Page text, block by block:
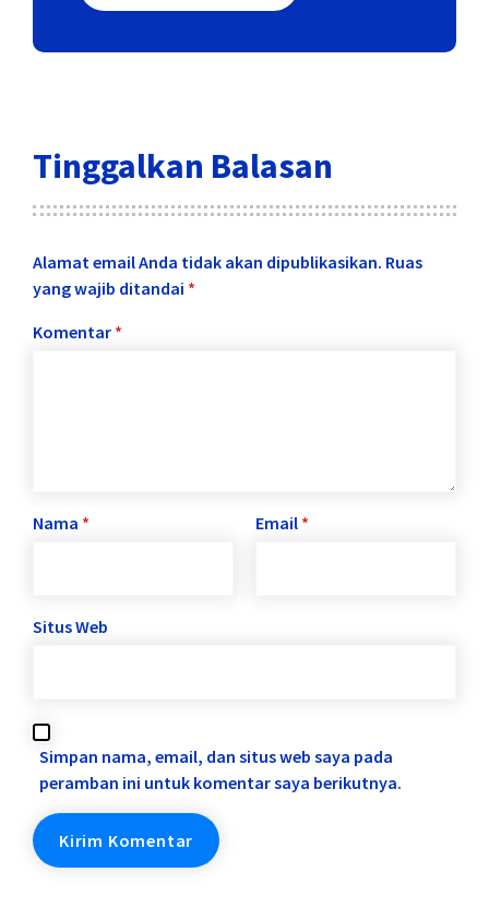
Tinggalkan Balasan
Alamat email Anda tidak akan dipublikasikan. Ruas
yang wajib ditandai *
Komentar *
Nama * Email *
Situs Web
Simpan nama, email, dan situs web saya pada
peramban ini untuk komentar saya berikutnya.